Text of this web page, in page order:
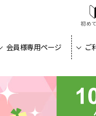
初め
会員様専用ページ ご